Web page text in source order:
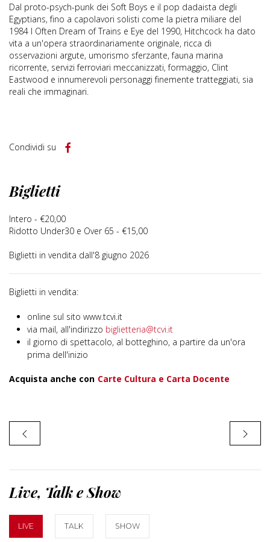
Dal proto-psych-punk dei Soft Boys e il pop dadaista degli
Egyptians, fino a capolavori solisti come la pietra miliare del
1984 I Often Dream of Trains e Eye del 1990, Hitchcock ha dato
vita a un'opera straordinariamente originale, ricca di
osservazioni argute, umorismo sferzante, fauna marina
ricorrente, servizi ferroviari meccanizzati, formaggio, Clint
Eastwood e innumerevoli personaggi finemente tratteggiati, sia
reali che immaginari.
Condividi su
Biglietti
Intero - €20,00
Ridotto Under30 e Over 65 - €15,00
Biglietti in vendita dall'8 giugno 2026
Biglietti in vendita:
online sul sito www.tcvi.it
via mail, all'indirizzo biglietteria@tcvi.it
il giorno di spettacolo, al botteghino, a partire da un'ora
prima dell'inizio
Acquista anche con Carte Cultura e Carta Docente
Live, Talk e Show
LIVE TALK SHOW